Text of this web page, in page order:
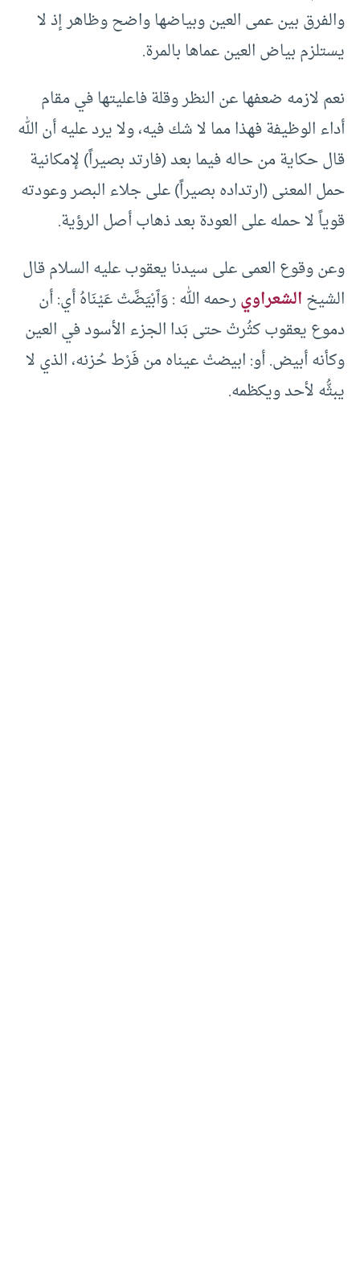
والفرق بين عمى العين وبياضها واضح وظاهر إذ لا
يستلزم بياض العين عماها بالمرة.
نعم لازمه ضعفها عن النظر وقلة فاعليتها في مقام
أداء الوظيفة فهذا مما لا شك فيه، ولا يرد عليه أن الله
قال حكاية من حاله فيما بعد (فارتد بصيراً) لإمكانية
حمل المعنى (ارتداده بصيراً) على جلاء البصر وعودته
قوياً لا حمله على العودة بعد ذهاب أصل الرؤية.
وعن وقوع العمى على سيدنا يعقوب عليه السلام قال
الشيخالشعراويرحمه الله : وَٱبْيَضَّتْ عَيْنَاهُ أي: أن
دموع يعقوب كثُرتْ حتى بَدا الجزء الأسود في العين
وكأنه أبيض. أو: ابيضتْ عيناه من فَرْط حُزنه، الذي لا
يبثُّه لأحد ويكظمه.